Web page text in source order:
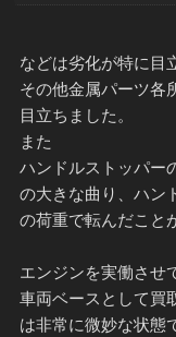
などは劣化が特に目
その他金属パーツ各
目立ちました。
また
ハンドルストッパー
の大きな曲り、ハン
の荷重で転んだこと
エンジンを実働させ
車両ベースとして買
は非常に微妙な状態